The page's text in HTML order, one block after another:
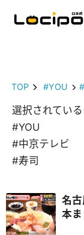
TOP #YOU
選択されている
#YOU
#中京テレビ
#寿司
名古
本
ジ